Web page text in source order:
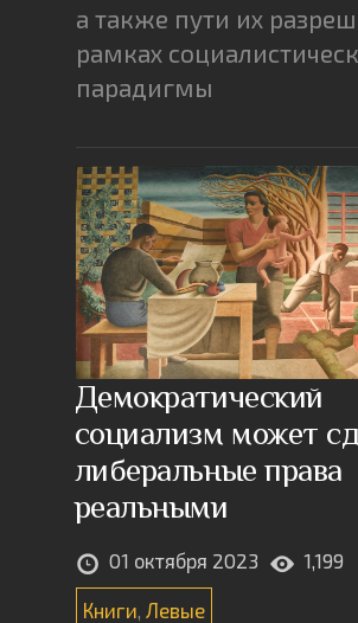
а также пути их
рамках
парадигмы
Демократический
социализм может
либеральные права
реальными
01 октября 2023 1,199
Книги Левые